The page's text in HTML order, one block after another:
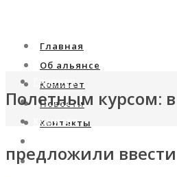
Главная
Об альянсе
Комитет
Новости
Контакты
Главная
Об альянсе
Комитет
Контакты
Полетным курсом:
предложили ввести